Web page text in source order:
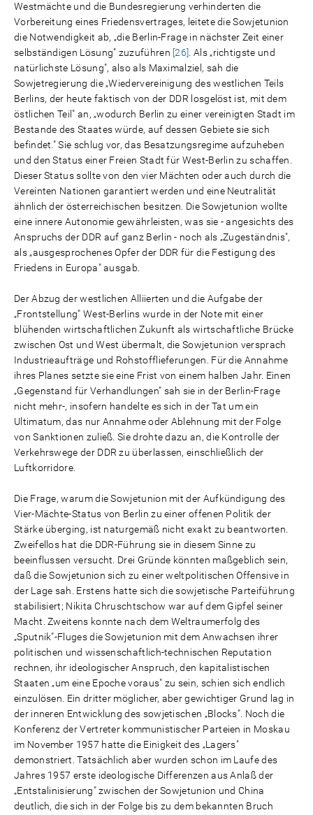
Westmächte und die Bundesregierung verhinderten die
Vorbereitung eines Friedensvertrages, leitete die Sowjetunion
die Notwendigkeit ab, „die Berlin-Frage in nächster Zeit einer
selbständigen Lösung" zuzuführen [26] . Als „richtigste und
natürlichste Lösung", also als Maximalziel, sah die
Sowjetregierung die „Wiedervereinigung des westlichen Teils
Berlins, der heute faktisch von der DDR losgelöst ist, mit dem
östlichen Teil" an, „wodurch Berlin zu einer vereinigten Stadt im
Bestande des Staates würde, auf dessen Gebiete sie sich
befindet." Sie schlug vor, das Besatzungsregime aufzuheben
und den Status einer Freien Stadt für West-Berlin zu schaffen.
Dieser Status sollte von den vier Mächten oder auch durch die
Vereinten Nationen garantiert werden und eine Neutralität
ähnlich der österreichischen besitzen. Die Sowjetunion wollte
eine innere Autonomie gewährleisten, was sie - angesichts des
Anspruchs der DDR auf ganz Berlin - noch als „Zugeständnis",
als „ausgesprochenes Opfer der DDR für die Festigung des
Friedens in Europa" ausgab.
Der Abzug der westlichen Alliierten und die Aufgabe der
„Frontstellung" West-Berlins wurde in der Note mit einer
blühenden wirtschaftlichen Zukunft als wirtschaftliche Brücke
zwischen Ost und West übermalt, die Sowjetunion versprach
Industrieaufträge und Rohstofflieferungen. Für die Annahme
ihres Planes setzte sie eine Frist von einem halben Jahr. Einen
„Gegenstand für Verhandlungen" sah sie in der Berlin-Frage
nicht mehr-, insofern handelte es sich in der Tat um ein
Ultimatum, das nur Annahme oder Ablehnung mit der Folge
von Sanktionen zuließ. Sie drohte dazu an, die Kontrolle der
Verkehrswege der DDR zu überlassen, einschließlich der
Luftkorridore.
Die Frage, warum die Sowjetunion mit der Aufkündigung des
Vier-Mächte-Status von Berlin zu einer offenen Politik der
Stärke überging, ist naturgemäß nicht exakt zu beantworten.
Zweifellos hat die DDR-Führung sie in diesem Sinne zu
beeinflussen versucht. Drei Gründe könnten maßgeblich sein,
daß die Sowjetunion sich zu einer weltpolitischen Offensive in
der Lage sah. Erstens hatte sich die sowjetische Parteiführung
stabilisiert; Nikita Chruschtschow war auf dem Gipfel seiner
Macht. Zweitens konnte nach dem Weltraumerfolg des
„Sputnik"-Fluges die Sowjetunion mit dem Anwachsen ihrer
politischen und wissenschaftlich-technischen Reputation
rechnen, ihr ideologischer Anspruch, den kapitalistischen
Staaten „um eine Epoche voraus" zu sein, schien sich endlich
einzulösen. Ein dritter möglicher, aber gewichtiger Grund lag in
der inneren Entwicklung des sowjetischen „Blocks". Noch die
Konferenz der Vertreter kommunistischer Parteien in Moskau
im November 1957 hatte die Einigkeit des „Lagers"
demonstriert. Tatsächlich aber wurden schon im Laufe des
Jahres 1957 erste ideologische Differenzen aus Anlaß der
„Entstalinisierung" zwischen der Sowjetunion und China
deutlich, die sich in der Folge bis zu dem bekannten Bruch